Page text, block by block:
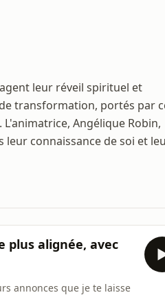
leur réveil spirituel et
transformation, portés par
Angélique Robin,
connaissance de soi et
plus alignée, avec
annonces que je te laisse